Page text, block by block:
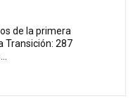
de la primera
Transición: 287